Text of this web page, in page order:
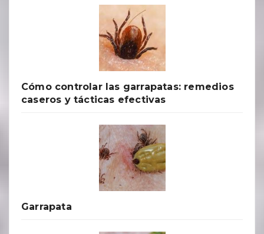
Cómo controlar las garrapatas: remedios
caseros y tácticas efectivas
Garrapata